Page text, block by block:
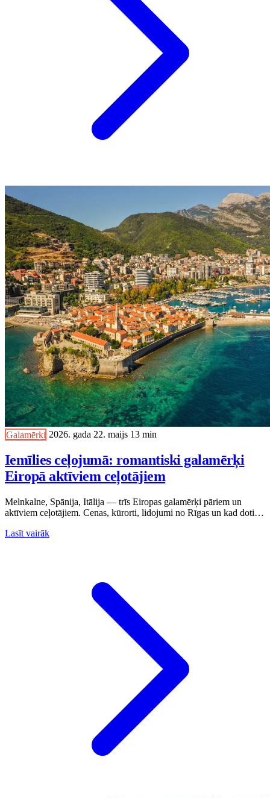
Galamērķi 2026. gada 22. maijs 13 min
Iemīlies ceļojumā: romantiski galamērķi
Eiropā aktīviem ceļotājiem
Melnkalne, Spānija, Itālija — trīs Eiropas galamērķi pāriem un
aktīviem ceļotājiem. Cenas, kūrorti, lidojumi no Rīgas un kad doties
Lasīt vairāk